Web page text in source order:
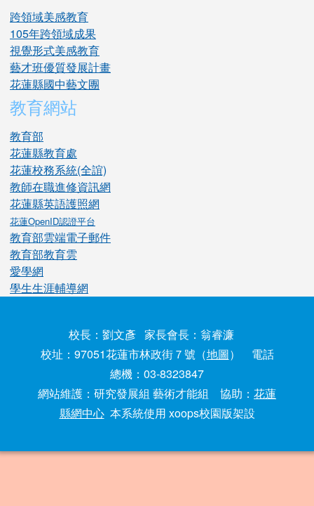
跨領域美感教育
105年跨領域成果
視覺形式美感教育
藝才班優質發展計畫
花蓮縣國中藝文團
教育網站
教育部
花蓮縣教育處
花蓮校務系統(全誼)
教師在職進修資訊網
花蓮縣英語護照網
花蓮OpenID認證平台
教育部雲端電子郵件
教育部教育雲
愛學網
學生生涯輔導網
校長：劉文彥 家長會長：翁睿濂
校址：97051花蓮市林政街７號（地圖） 電話
總機：03-8323847
網站維護：研究發展組 藝術才能組 協助： 花蓮
縣網中心本系統使用 xoops校園版架設